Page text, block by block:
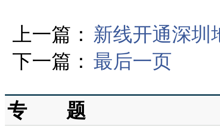
上一篇： 新线开通深圳
下一篇： 最后一页
专 题